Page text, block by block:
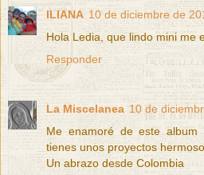
ILIANA 10 de diciembre de
Hola Ledia, que lindo mini me
Responder
La Miscelanea 10 de
Me enamoré de este album
tienes unos proyectos
Un abrazo desde Colombia